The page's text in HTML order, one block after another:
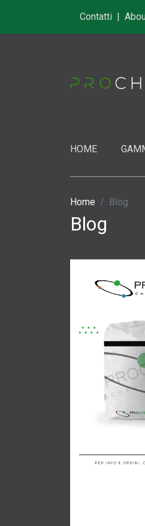
Contatti |
HOME
Home Blog
Blog